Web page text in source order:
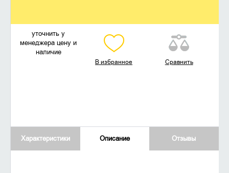
уточнить у
менеджера цену и
наличие
В избранное Сравнить
Характеристики Описание Отзывы